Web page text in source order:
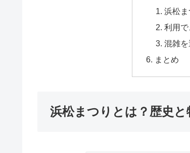
浜松
利用
混雑
まとめ
浜松まつりとは？歴史